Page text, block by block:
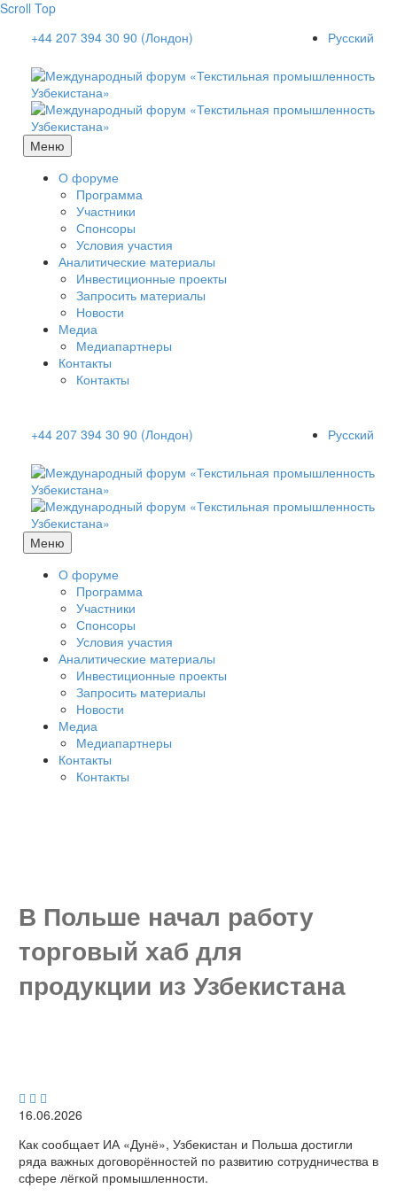
Scroll Top
+44 207 394 30 90 (Лондон)
Русский
Меню
О форуме
Программа
Участники
Спонсоры
Условия участия
Аналитические материалы
Инвестиционные проекты
Запросить материалы
Новости
Медиа
Медиапартнеры
Контакты
Контакты
+44 207 394 30 90 (Лондон) Русский
Меню
О форуме
Программа
Участники
Спонсоры
Условия участия
Аналитические материалы
Инвестиционные проекты
Запросить материалы
Новости
Медиа
Медиапартнеры
Контакты
Контакты
В Польше начал работу
торговый хаб для
продукции из Узбекистана
  
16.06.2026
Как сообщает ИА «Дунё», Узбекистан и Польша достигли
ряда важных договорённостей по развитию сотрудничества в
сфере лёгкой промышленности.